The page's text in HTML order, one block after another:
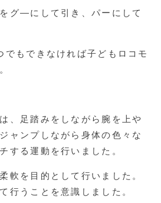
グ―にして引き、パーにして
でもできなければ子どもロコモ
、足踏みをしながら腕を上や
ャンプしながら身体の色々な
する運動を行いました。
軟を目的として行いました。
行うことを意識しました。